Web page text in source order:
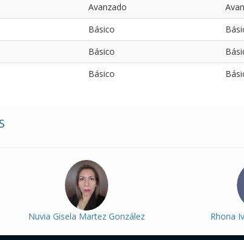
Avanzado
Básico
Básico
Básico
Nuvia Gisela Martez González Rhona